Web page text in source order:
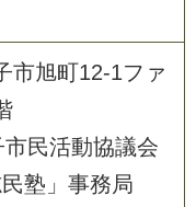
市旭町12-1ファ
民活動協議会
民塾」事務局